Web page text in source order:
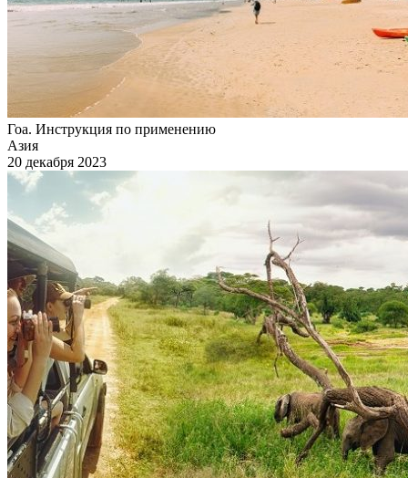
Гоа. Инструкция по применению
Азия
20 декабря 2023